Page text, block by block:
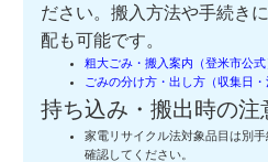
ださい。搬入方法や手続き
配も可能です。
粗大ごみ・搬入案内（登米市公式
ごみの分け方・出し方（収集日・
持ち込み・搬出時の注
家電リサイクル法対象品目は別
確認してください。